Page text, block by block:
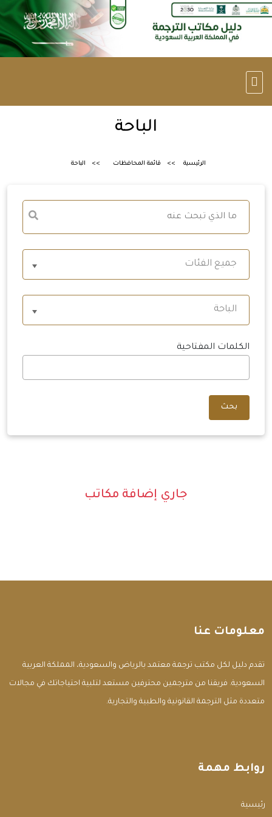
الباحة
الرئيسية قائمة المحافظات الباحة
جميع الفئات
الباحة
الكلمات المفتاحية
بحث
جاري إضافة مكاتب
معلومات عنا
تقدم دليل لكل مكتب ترجمة معتمد بالرياض والسعودية، المملكة العربية
السعودية. فريقنا من مترجمين محترفين مستعد لتلبية احتياجاتك في مجالات
متعددة مثل الترجمة القانونية والطبية والتجارية.
روابط مهمة
الرئيسية